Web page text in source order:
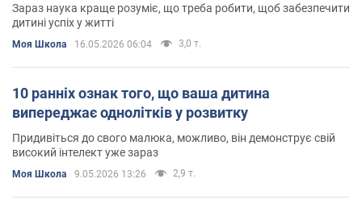
Зараз наука краще розуміє, що треба робити, щоб забезпечити
дитині успіх у житті
Моя Школа 16.05.2026 06:04 3,0 т.
10 ранніх ознак того, що ваша дитина
випереджає однолітків у розвитку
Придивіться до свого малюка, можливо, він демонструє свій
високий інтелект уже зараз
Моя Школа 9.05.2026 13:26 2,9 т.